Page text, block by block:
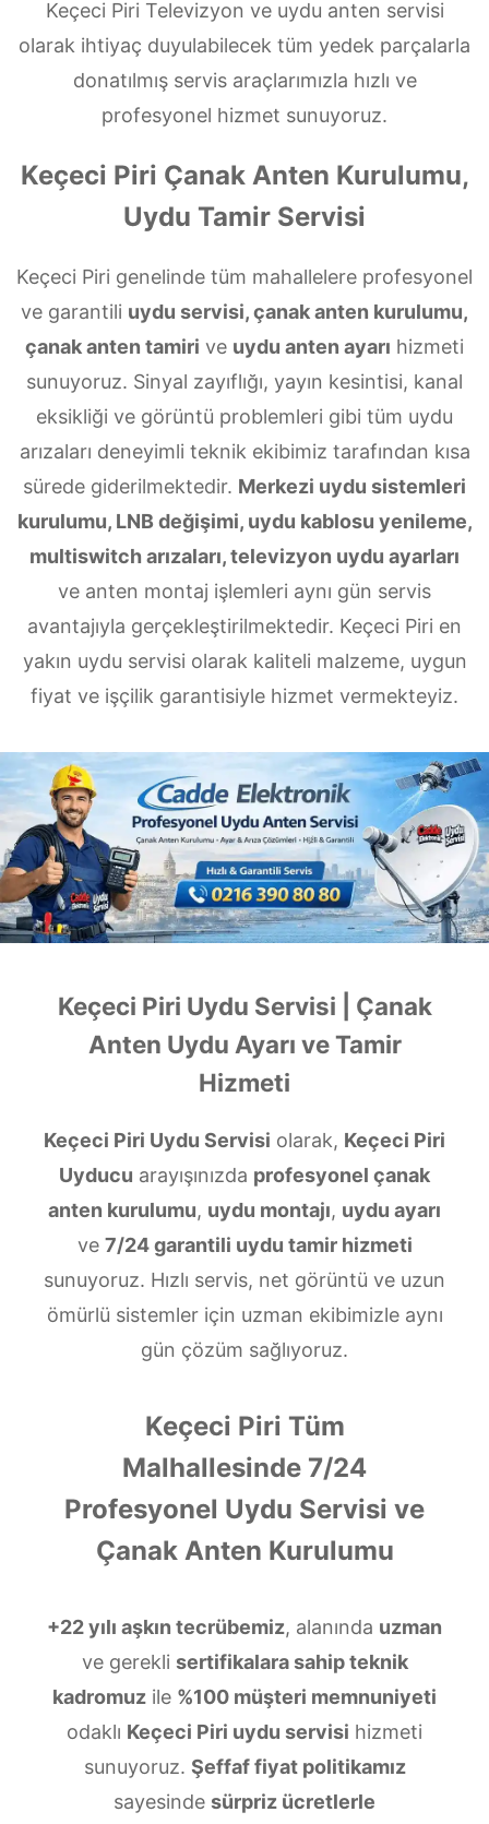
Keçeci Piri Televizyon ve uydu anten servisi
olarak ihtiyaç duyulabilecek tüm yedek parçalarla
donatılmış servis araçlarımızla hızlı ve
profesyonel hizmet sunuyoruz.
Keçeci Piri Çanak Anten Kurulumu,
Uydu Tamir Servisi
Keçeci Piri genelinde tüm mahallelere profesyonel
ve garantili uydu servisi, çanak anten kurulumu,
çanak anten tamiri ve uydu anten ayarı hizmeti
sunuyoruz. Sinyal zayıflığı, yayın kesintisi, kanal
eksikliği ve görüntü problemleri gibi tüm uydu
arızaları deneyimli teknik ekibimiz tarafından kısa
sürede giderilmektedir. Merkezi uydu sistemleri
kurulumu, LNB değişimi, uydu kablosu yenileme,
multiswitch arızaları, televizyon uydu ayarları
ve anten montaj işlemleri aynı gün servis
avantajıyla gerçekleştirilmektedir. Keçeci Piri en
yakın uydu servisi olarak kaliteli malzeme, uygun
fiyat ve işçilik garantisiyle hizmet vermekteyiz.
Keçeci Piri Uydu Servisi | Çanak
Anten Uydu Ayarı ve Tamir
Hizmeti
Keçeci Piri Uydu Servisi olarak, Keçeci Piri
Uyducu arayışınızda profesyonel çanak
anten kurulumu, uydu montajı, uydu ayarı
ve 7/24 garantili uydu tamir hizmeti
sunuyoruz. Hızlı servis, net görüntü ve uzun
ömürlü sistemler için uzman ekibimizle aynı
gün çözüm sağlıyoruz.
Keçeci Piri Tüm
Malhallesinde 7/24
Profesyonel Uydu Servisi ve
Çanak Anten Kurulumu
+22 yılı aşkın tecrübemiz, alanında uzman
ve gerekli sertifikalara sahip teknik
kadromuz ile %100 müşteri memnuniyeti
odaklı Keçeci Piri uydu servisi hizmeti
sunuyoruz. Şeffaf fiyat politikamız
sayesinde sürpriz ücretlerle